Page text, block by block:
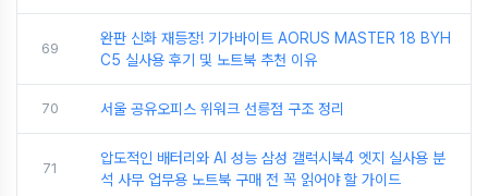
69
완판 신화 재등장! 기가바이트 AORUS MASTER 18 BYH
C5 실사용 후기 및 노트북 추천 이유
70 서울 공유오피스 위워크 선릉점 구조 정리
71
압도적인 배터리와 AI 성능 삼성 갤럭시북4 엣지 실사용 분
석 사무 업무용 노트북 구매 전 꼭 읽어야 할 가이드